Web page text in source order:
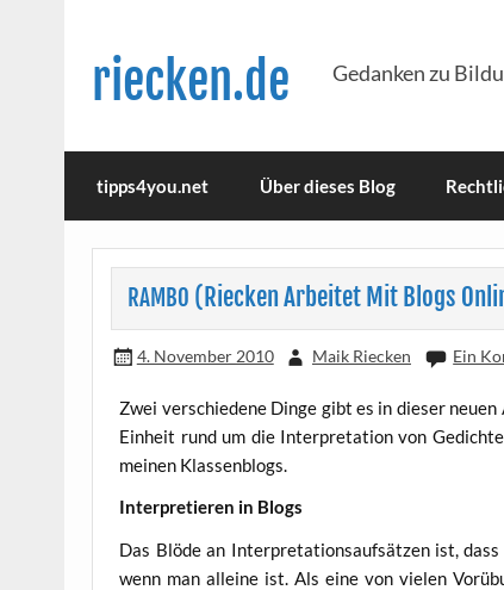
riecken.de Gedanken zu
tipps4you.net Über dieses Blog
RAMBO (Riecken Arbeitet Mit Blogs
4. November 2010 Maik Riecken Ein
Zwei ver­schie­de­ne Din­ge gibt es in die­ser
Ein­heit rund um die Inter­pre­ta­ti­on von
mei­nen Klassenblogs.
Inter­pre­tie­ren in Blogs
Das Blö­de an Inter­pre­ta­ti­ons­auf­sät­zen ist,
wenn man allei­ne ist. Als eine von vie­len